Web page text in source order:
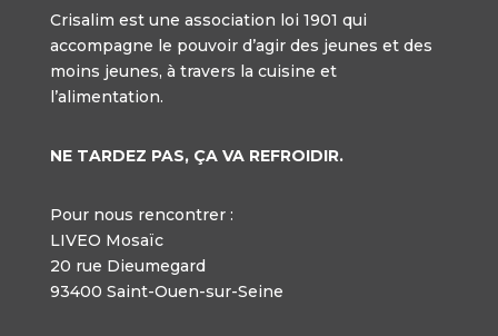
Crisalim est une association loi 1901 qui
accompagne le pouvoir d’agir des jeunes et des
moins jeunes, à travers la cuisine et
l’alimentation.
NE TARDEZ PAS, ÇA VA REFROIDIR.
Pour nous rencontrer :
LIVEO Mosaïc
20 rue Dieumegard
93400 Saint-Ouen-sur-Seine